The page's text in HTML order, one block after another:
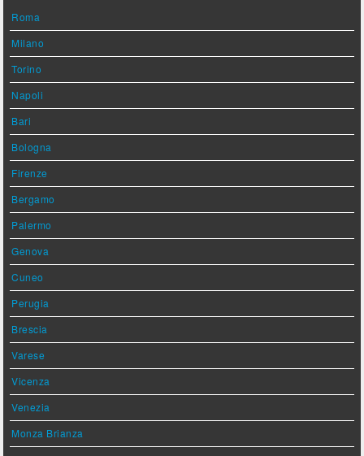
Roma
Milano
Torino
Napoli
Bari
Bologna
Firenze
Bergamo
Palermo
Genova
Cuneo
Perugia
Brescia
Varese
Vicenza
Venezia
Monza Brianza